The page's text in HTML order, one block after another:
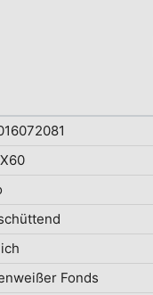
Fonds